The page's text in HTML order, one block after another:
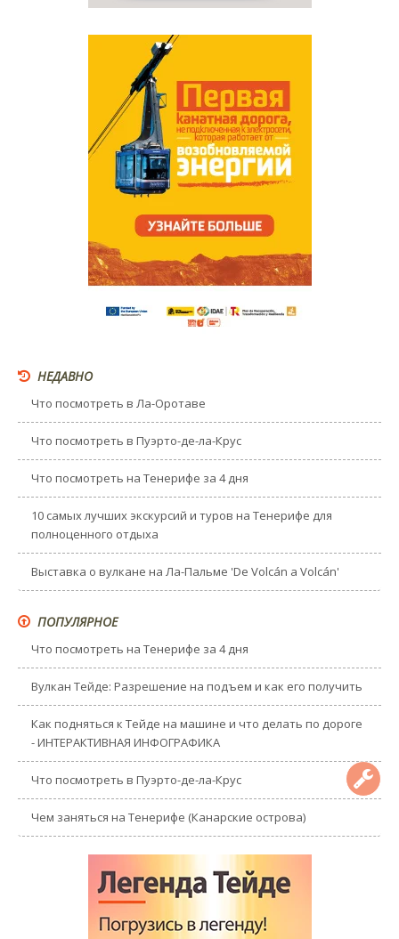
НЕДАВНО
Что посмотреть в Ла-Оротаве
Что посмотреть в Пуэрто-де-ла-Крус
Что посмотреть на Тенерифе за 4 дня
10 самых лучших экскурсий и туров на Тенерифе для
полноценного отдыха
Выставка о вулкане на Ла-Пальме 'De Volcán a Volcán'
ПОПУЛЯРНОЕ
Что посмотреть на Тенерифе за 4 дня
Вулкан Тейде: Разрешение на подъем и как его получить
Как подняться к Тейде на машине и что делать по дороге
- ИНТЕРАКТИВНАЯ ИНФОГРАФИКА
Что посмотреть в Пуэрто-де-ла-Крус
Чем заняться на Тенерифе (Канарские острова)